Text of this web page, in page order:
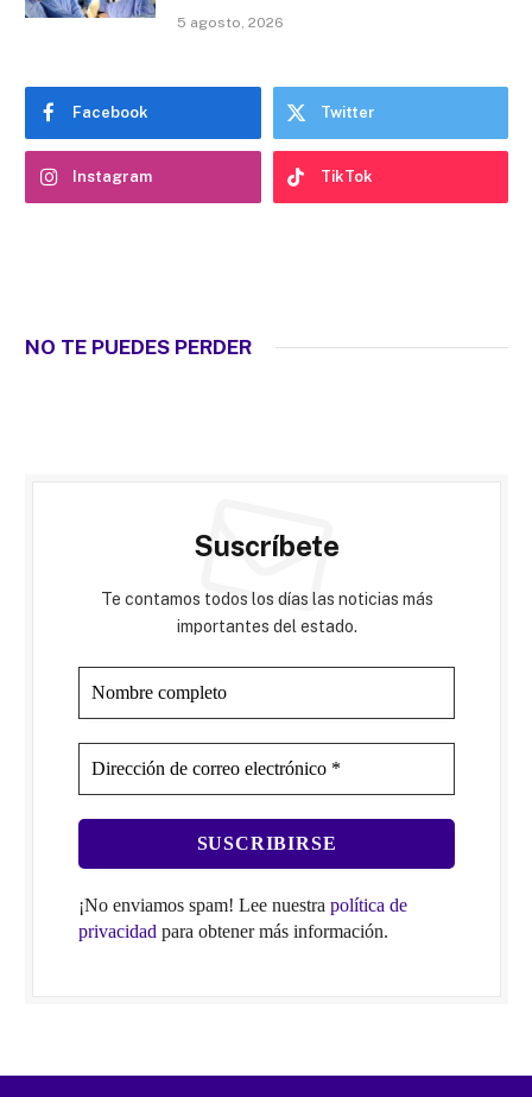
5 agosto, 2026
Facebook Twitter
Instagram TikTok
NO TE PUEDES PERDER
Suscríbete
Te contamos todos los días las noticias más
importantes del estado.
¡No enviamos spam! Lee nuestra política de
privacidad para obtener más información.